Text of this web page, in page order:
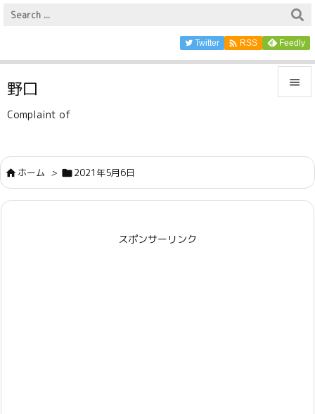

サイド

前へ
Twitter  RSS Feedly
野口
Complaint of
ホーム > 2021年5月6日
スポンサーリンク